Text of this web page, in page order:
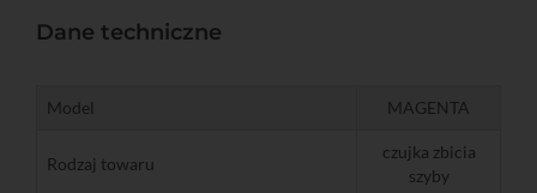
Dane techniczne
Model MAGENTA
Rodzaj towaru
czujka zbicia
szyby